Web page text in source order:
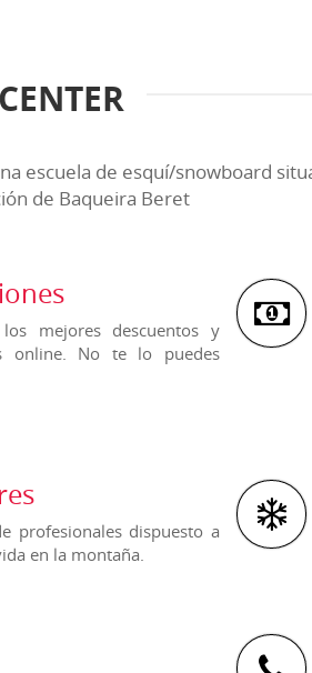
escuela de esquí/snowboard
de Baqueira Beret
mejores descuentos y
online. No te lo puedes
profesionales dispuesto a
en la montaña.